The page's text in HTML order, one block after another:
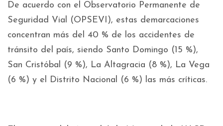
De acuerdo con el Observatorio Permanente de
Seguridad Vial (OPSEVI), estas demarcaciones
concentran más del 40 % de los accidentes de
tránsito del país, siendo Santo Domingo (15 %),
San Cristóbal (9 %), La Altagracia (8 %), La Vega
(6 %) y el Distrito Nacional (6 %) las más críticas.